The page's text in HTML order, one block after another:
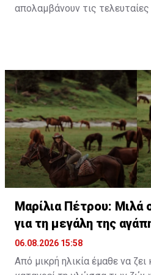
απολαμβάνουν τις
εντυπωσιακές
Διαβάστε περισσότερα στο
Διαβάστε επίσης:Μαρίλια
Figaro για τη μεγάλη της
Μαρίλια Πέτρου: Μιλά
για τη μεγάλη της
06.08.2026 15:58
Από μικρή ηλικία έμαθε να